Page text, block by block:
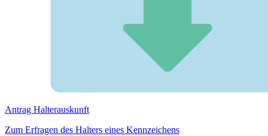
Antrag Halterauskunft
Zum Erfragen des Halters eines Kennzeichens